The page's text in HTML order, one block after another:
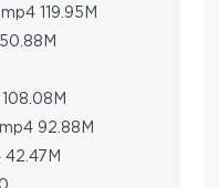
119.95M
92.88M
42.47M